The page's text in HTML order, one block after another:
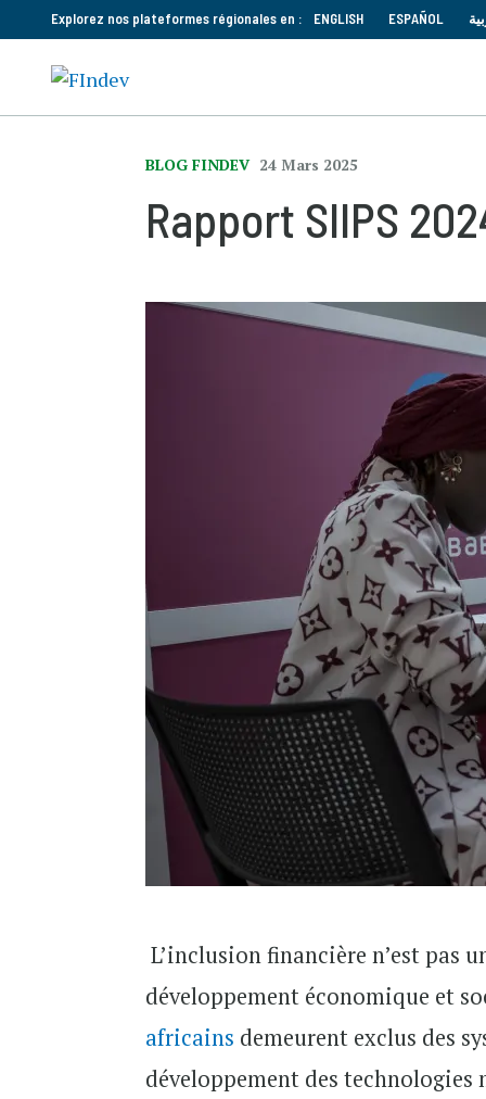
Explorez nos plateformes régionales en : ENGLISH ESPAÑOL
BLOG FINDEV 24 Mars 2025
Rapport SIIPS
L’inclusion financière n’est pas
développement économique et
africains demeurent exclus des
développement des